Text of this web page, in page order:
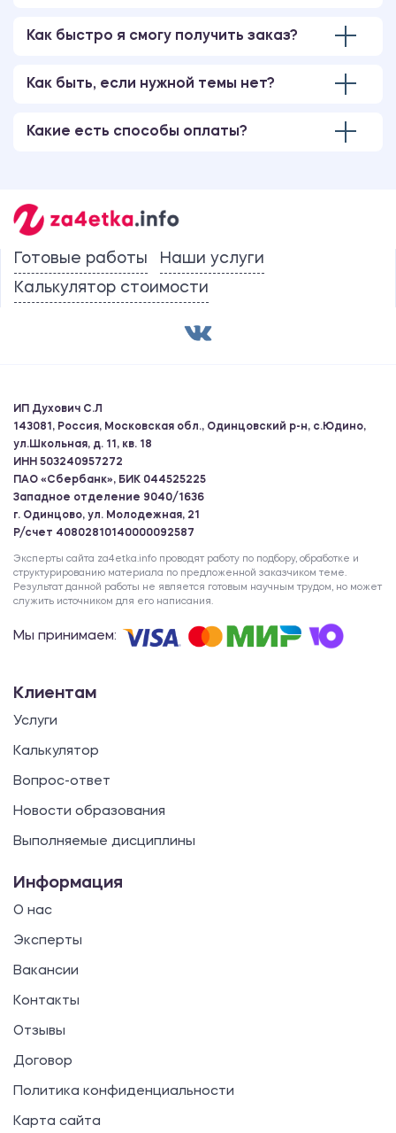
Как быстро я смогу получить заказ?
Как быть, если нужной темы нет?
Какие есть способы оплаты?
Готовые работы
Наши услуги
Калькулятор стоимости
ИП Духович С.Л
143081, Россия, Московская обл., Одинцовский р-н, с.Юдино,
ул.Школьная, д. 11, кв. 18
ИНН 503240957272
ПАО «Сбербанк», БИК 044525225
Западное отделение 9040/1636
г. Одинцово, ул. Молодежная, 21
Р/счет 40802810140000092587
Эксперты сайта za4etka.info проводят работу по подбору, обработке и
структурированию материала по предложенной заказчиком теме.
Результат данной работы не является готовым научным трудом, но может
служить источником для его написания.
Мы принимаем:
Клиентам
Услуги
Калькулятор
Вопрос-ответ
Новости образования
Выполняемые дисциплины
Информация
О нас
Эксперты
Вакансии
Контакты
Отзывы
Договор
Политика конфиденциальности
Карта сайта